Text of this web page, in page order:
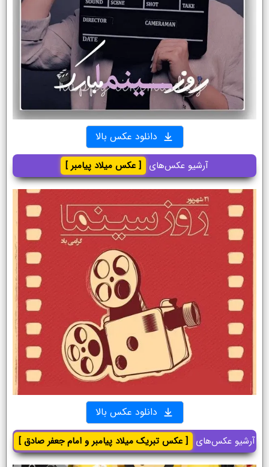
دانلود عکس بالا
آرشیو عکس‌های [ عکس میلاد پیامبر ]
دانلود عکس بالا
آرشیو عکس‌های [ عکس تبریک میلاد پیامبر و امام جعفر صادق ]